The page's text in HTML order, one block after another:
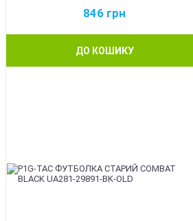
846 грн
ДО КОШИКУ